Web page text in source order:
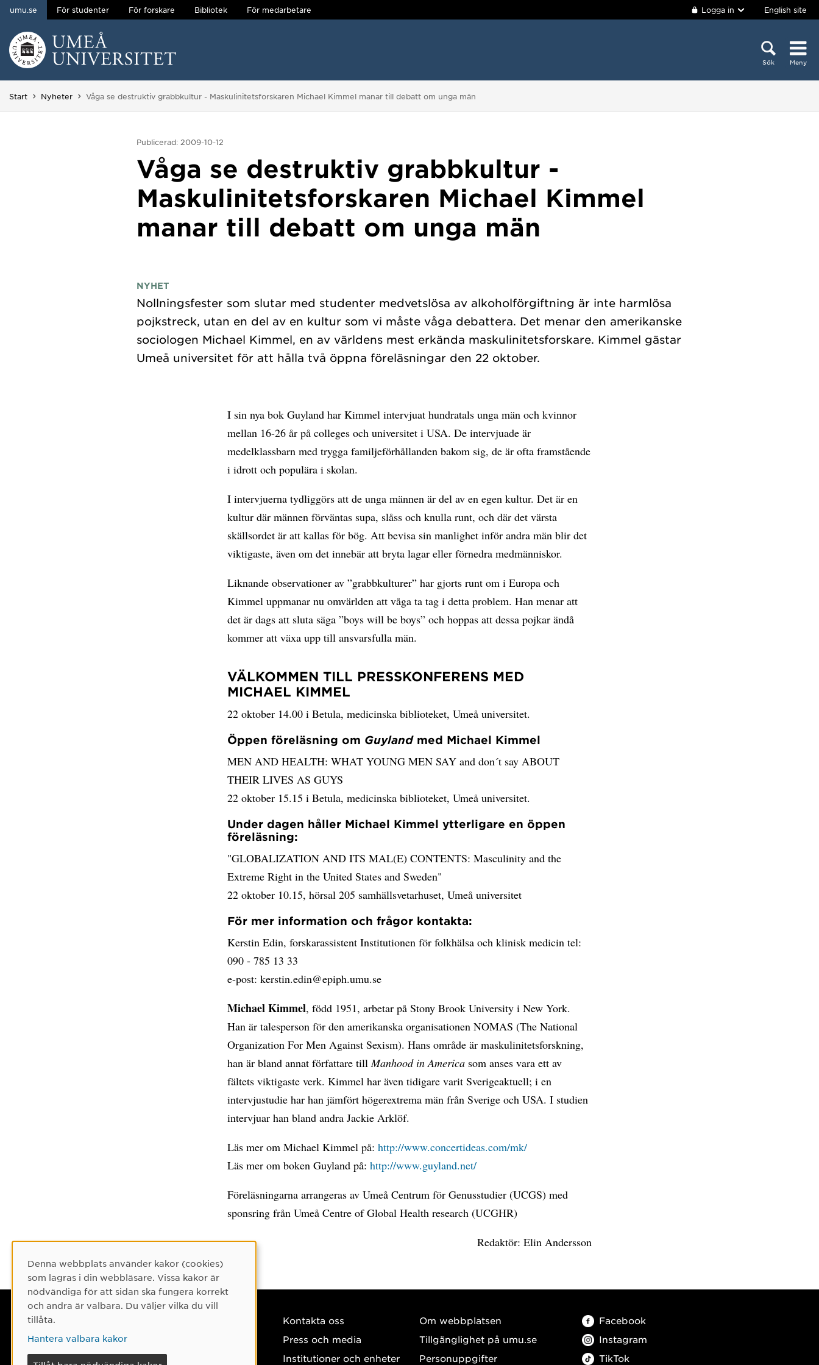
Hoppa direkt till innehållet
umu.se För studenter För forskare Bibliotek För medarbetare Logga in English site
Sök Meny
Start Nyheter Du är här:
Våga se destruktiv grabbkultur - Maskulinitetsforskaren Michael Kimmel manar till debatt om unga män
Publicerad: 2009-10-12
Våga se destruktiv grabbkultur -
Maskulinitetsforskaren Michael Kimmel
manar till debatt om unga män
NYHET
Nollningsfester som slutar med studenter medvetslösa av alkoholförgiftning är inte harmlösa
pojkstreck, utan en del av en kultur som vi måste våga debattera. Det menar den amerikanske
sociologen Michael Kimmel, en av världens mest erkända maskulinitetsforskare. Kimmel gästar
I sin nya bok Guyland har Kimmel intervjuat hundratals unga män och kvinnor
mellan 16-26 år på colleges och universitet i USA. De intervjuade är
medelklassbarn med trygga familjeförhållanden bakom sig, de är ofta framstående
i idrott och populära i skolan.
I intervjuerna tydliggörs att de unga männen är del av en egen kultur. Det är en
kultur där männen förväntas supa, slåss och knulla runt, och där det värsta
skällsordet är att kallas för bög. Att bevisa sin manlighet inför andra män blir det
viktigaste, även om det innebär att bryta lagar eller förnedra medmänniskor.
Liknande observationer av ”grabbkulturer” har gjorts runt om i Europa och
Kimmel uppmanar nu omvärlden att våga ta tag i detta problem. Han menar att
det är dags att sluta säga ”boys will be boys” och hoppas att dessa pojkar ändå
kommer att växa upp till ansvarsfulla män.
VÄLKOMMEN TILL PRESSKONFERENS MED
MICHAEL KIMMEL
22 oktober 14.00 i Betula, medicinska biblioteket, Umeå universitet.
Öppen föreläsning om Guylandmed Michael Kimmel
MEN AND HEALTH: WHAT YOUNG MEN SAY and don´t say ABOUT
THEIR LIVES AS GUYS
22 oktober 15.15 i Betula, medicinska biblioteket, Umeå universitet.
Under dagen håller Michael Kimmel ytterligare en öppen
föreläsning:
"GLOBALIZATION AND ITS MAL(E) CONTENTS: Masculinity and the
Extreme Right in the United States and Sweden"
22 oktober 10.15, hörsal 205 samhällsvetarhuset, Umeå universitet
För mer information och frågor kontakta:
Kerstin Edin, forskarassistent Institutionen för folkhälsa och klinisk medicin tel:
090 - 785 13 33
e-post: kerstin.edin@epiph.umu.se
Michael Kimmel, född 1951, arbetar på Stony Brook University i New York.
Han är talesperson för den amerikanska organisationen NOMAS (The National
Organization For Men Against Sexism). Hans område är maskulinitetsforskning,
han är bland annat författare tillManhood in America som anses vara ett av
fältets viktigaste verk. Kimmel har även tidigare varit Sverigeaktuell; i en
intervjustudie har han jämfört högerextrema män från Sverige och USA. I studien
intervjuar han bland andra Jackie Arklöf.
Läs mer om Michael Kimmel på:http://www.concertideas.com/mk/
Läs mer om boken Guyland på:http://www.guyland.net/
Föreläsningarna arrangeras av Umeå Centrum för Genusstudier (UCGS) med
sponsring från Umeå Centre of Global Health research (UCGHR)
Redaktör: Elin Andersson
Tel: 090-786 50 00
Kontakta oss
Press och media
Institutioner och enheter
Om webbplatsen
Tillgänglighet på umu.se
Personuppgifter
Facebook
Instagram
TikTok
Cookie-samtycke
Denna webbplats använder kakor (cookies)
som lagras i din webbläsare. Vissa kakor är
nödvändiga för att sidan ska fungera korrekt
och andra är valbara. Du väljer vilka du vill
tillåta.
Hantera valbara kakor